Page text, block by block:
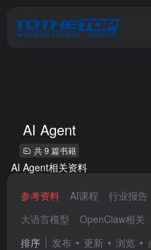
AI Agent
共 9 篇书籍
AI Agent相关资料
参考资料 AI课程
行业报告
大语言模型
OpenClaw相关
排序
发布 更新 浏览